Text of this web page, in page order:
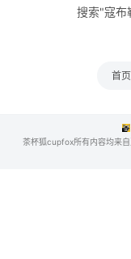
搜索"寇布
首页
茶杯狐cupfox所有内容均来